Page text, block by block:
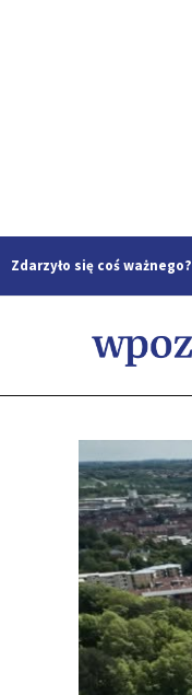
Zdarzyło się coś ważnego?